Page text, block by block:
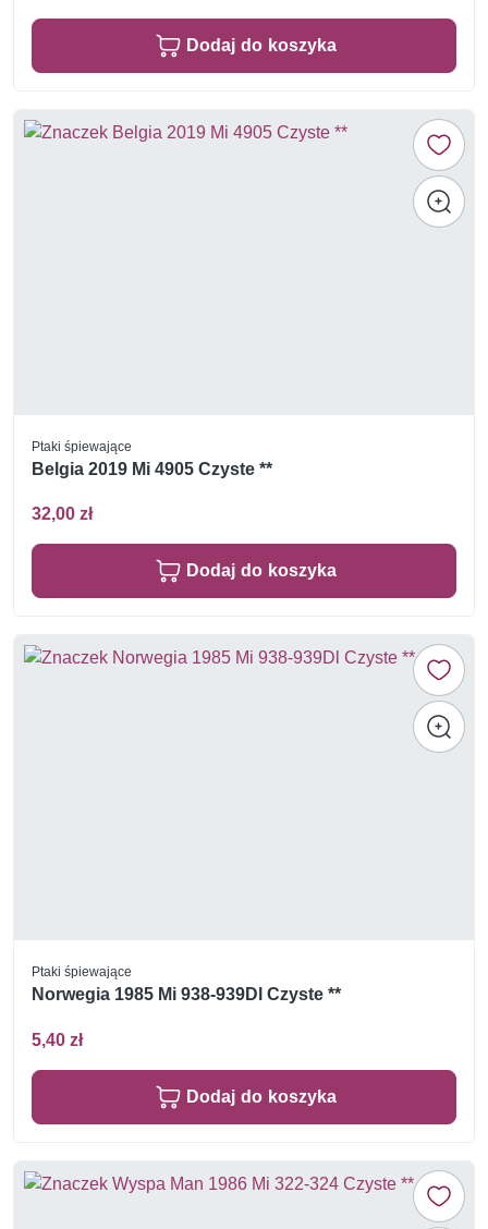
Dodaj do koszyka
Ptaki śpiewające
Belgia 2019 Mi 4905 Czyste **
32,00 zł
Dodaj do koszyka
Ptaki śpiewające
Norwegia 1985 Mi 938-939Dl Czyste **
5,40 zł
Dodaj do koszyka